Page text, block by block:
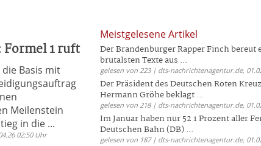
1 ruft
Basis mit
Meilenstein
in die ...
02:50 Uhr
Meistgelesene Artikel
Der Brandenburger Rapper Finch bereut
brutalsten Texte aus ...
gelesen von 223 | dts-nachrichtenagentur.de,
Der Präsident des Deutschen Roten
Hermann Gröhe beklagt ...
gelesen von 218 | dts-nachrichtenagentur.de,
Im Januar haben nur 52 1 Prozent aller
Deutschen Bahn (DB) ...
gelesen von 187 | dts-nachrichtenagentur.de,